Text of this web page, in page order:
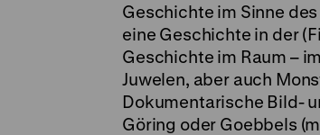
Geschichte im Sinne
eine Geschichte in der
Geschichte im Raum –
Juwelen, aber auch
Dokumentarische Bild-
Göring oder Goebbels